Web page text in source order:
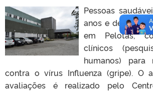
Pessoas
anos e de 3 a 17
em Pelotas,
clínicos
humanos) para
contra o vírus Influenza (gripe). O
avaliações é realizado pelo